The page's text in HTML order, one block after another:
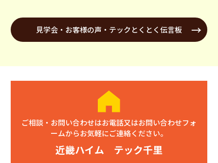
見学会・お客様の声・テックとくとく伝言板
ご相談・お問い合わせはお電話又はお問い合わせフォ
ームからお気軽にご連絡ください。
近畿ハイム テック千里